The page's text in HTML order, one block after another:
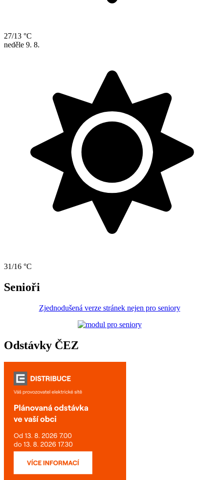
27/13 °C
neděle 9. 8.
31/16 °C
Senioři
Zjednodušená verze stránek nejen pro seniory
Odstávky ČEZ